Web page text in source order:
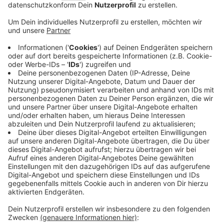
NRW-Wirtschaftsminister Andreas Pinkwart wird
heute in Buschhütten ganz offiziell den „Campus
Buschhütten“ eröffnen. Er ist in einer 130 Jahre alten
Industriehalle auf dem Werksgelände des
Unternehmens Achenbach Buschhütten entstanden.
Das Gebäude hatte viele Jahre leer gestanden – nun
sitzt dort ein Lehrstuhl der Uni Siegen, es gibt eine
„smarte Lernfabrik“ und eine „smarte
Demonstrationsfabrik“ – mit bereits 40
Partnerunternehmen und Start-ups. Unter einem Dach
also Lehre, Aus- und Weiterbildung, Forschung,
Produktion und Demonstration. Eine ganz wichtige
Rolle spielt KI – Künstliche Intelligenz. Die „Smarte
Demonstrationsfabrik“ will Berührungsängste davor
abbauen.
Anzeige